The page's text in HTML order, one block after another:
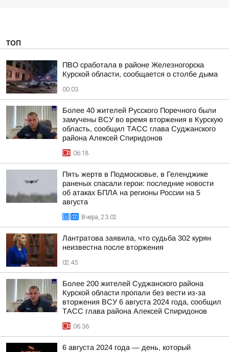
ТОП
ПВО сработала в районе Железногорска
Курской области, сообщается о столбе дыма
00:03
Более 40 жителей Русского Поречного были
замучены ВСУ во время вторжения в Курскую
область, сообщил ТАСС глава Суджанского
района Алексей Спиридонов
06:18
Пять жертв в Подмосковье, в Геленджике
раненых спасали герои: последние новости
об атаках БПЛА на регионы России на 5
августа
Вчера, 23:02
Лантратова заявила, что судьба 302 курян
неизвестна после вторжения
02:45
Более 200 жителей Суджанского района
Курской области пропали без вести из-за
вторжения ВСУ 6 августа 2024 года, сообщил
ТАСС глава района Алексей Спиридонов
06:36
6 августа 2024 года — день, который